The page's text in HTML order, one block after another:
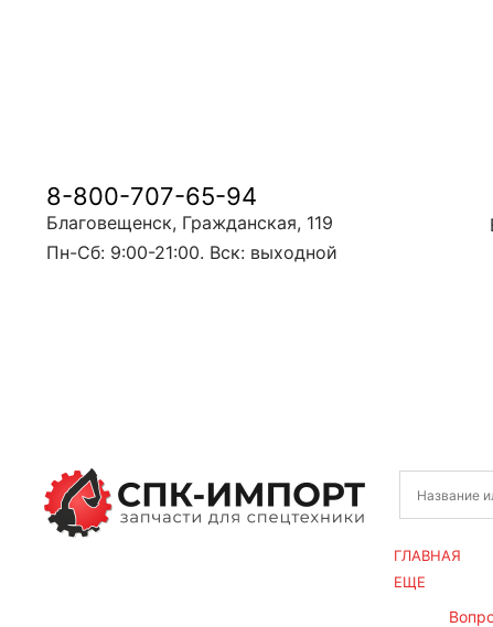
8-800-707-65-94
Благовещенск, Гражданская, 119
Пн-Сб: 9:00-21:00. Вск: выходной
ГЛАВНАЯ
ЕЩЕ